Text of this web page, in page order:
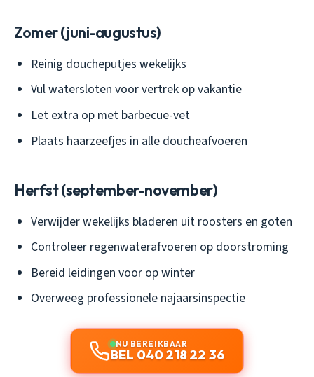
Zomer (juni-augustus)
Reinig doucheputjes wekelijks
Vul watersloten voor vertrek op vakantie
Let extra op met barbecue-vet
Plaats haarzeefjes in alle doucheafvoeren
Herfst (september-november)
Verwijder wekelijks bladeren uit roosters en goten
Controleer regenwaterafvoeren op doorstroming
Bereid leidingen voor op winter
Overweeg professionele najaarsinspectie
NU BEREIKBAAR
BEL 040 218 22 36